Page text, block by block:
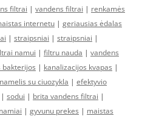
filtrai | vandens filtrai | renkamės
internetu | geriausias ėdalas
| straipsniai | straipsniai |
namui | filtru nauda | vandens
bakterijos | kanalizacijos kvapas |
su ciuozykla | efektyvio
| sodui | brita vandens filtrai |
| gyvunu prekes | maistas